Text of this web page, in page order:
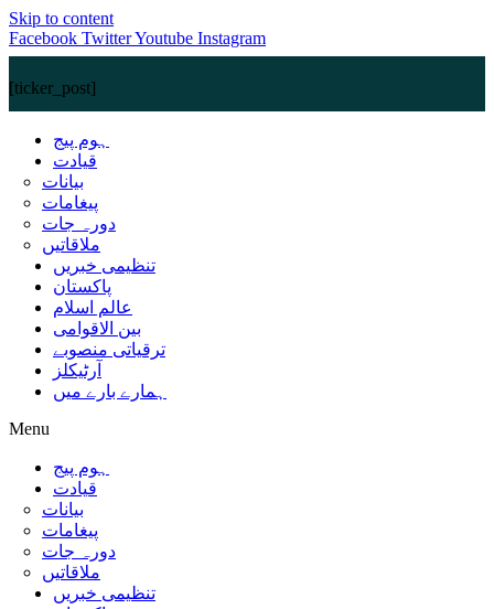
Skip to content
Facebook TwitterYoutube Instagram
[ticker_post]
ہوم پیج
قیادت
بیانات
پیغامات
دورہ جات
ملاقاتیں
تنظیمی خبریں
پاکستان
عالم اسلام
بین الاقوامی
ترقیاتی منصوبے
آرٹیکلز
ہمارے بارے میں
Menu
ہوم پیج
قیادت
بیانات
پیغامات
دورہ جات
ملاقاتیں
تنظیمی خبریں